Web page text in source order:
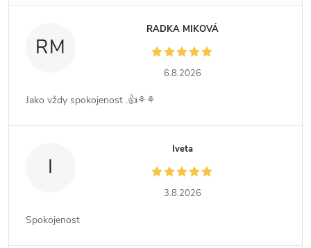
RM
RADKA MIKOVÁ
6.8.2026
Jako vždy spokojenost .👍⚘️⚘️
I
Iveta
3.8.2026
Spokojenost